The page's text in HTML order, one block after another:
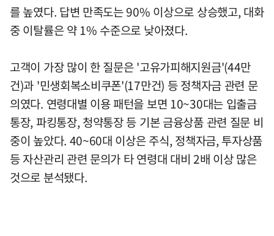
를 높였다. 답변 만족도는 90% 이상으로 상승했고, 대화
중 이탈률은 약 1% 수준으로 낮아졌다.
고객이 가장 많이 한 질문은 '고유가피해지원금'(44만
건)과 '민생회복소비쿠폰'(17만건) 등 정책자금 관련 문
의였다. 연령대별 이용 패턴을 보면 10~30대는 입출금
통장, 파킹통장, 청약통장 등 기본 금융상품 관련 질문 비
중이 높았다. 40~60대 이상은 주식, 정책자금, 투자상품
등 자산관리 관련 문의가 타 연령대 대비 2배 이상 많은
것으로 분석됐다.